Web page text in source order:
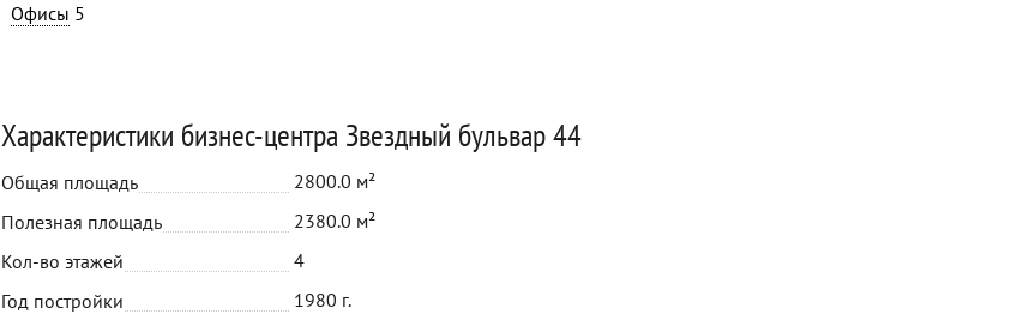
Офисы 5
Характеристики бизнес-центра Звездный бульвар 44
Общая площадь
2800.0 м²
Полезная площадь
2380.0 м²
Кол-во этажей
4
Год постройки
1980 г.